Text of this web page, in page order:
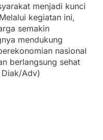
menjadi kunci
kegiatan ini,
semakin
mendukung
nasional
berlangsung sehat
Adv)